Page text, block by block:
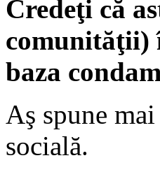
Credeţi că
comunităţii)
baza
Aş spune
socială.